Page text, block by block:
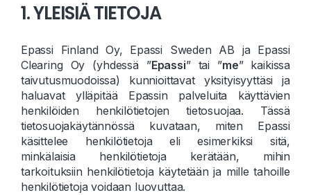
1. YLEISIÄ TIETOJA
Epassi Finland Oy, Epassi Sweden AB ja Epassi
Clearing Oy (yhdessä ”Epassi” tai ”me” kaikissa
taivutusmuodoissa) kunnioittavat yksityisyyttäsi ja
haluavat ylläpitää Epassin palveluita käyttävien
henkilöiden henkilötietojen tietosuojaa. Tässä
tietosuojakäytännössä kuvataan, miten Epassi
käsittelee henkilötietoja eli esimerkiksi sitä,
minkälaisia henkilötietoja kerätään, mihin
tarkoituksiin henkilötietoja käytetään ja mille tahoille
henkilötietoja voidaan luovuttaa.